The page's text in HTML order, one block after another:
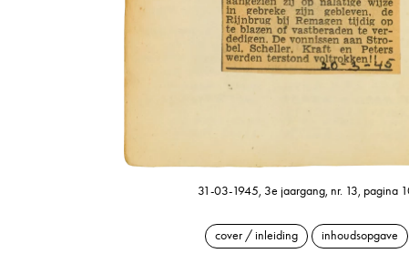
31-03-1945, 3e jaargang, nr. 13, pagina
cover / inleiding inhoudsopgave